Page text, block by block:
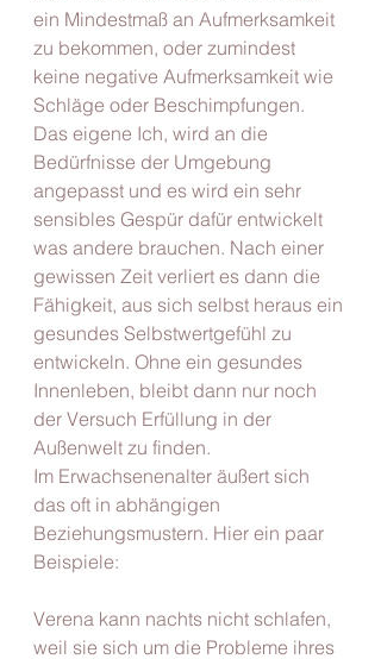
ein Mindestmaß an Aufmerksamkeit
zu bekommen, oder zumindest
keine negative Aufmerksamkeit wie
Schläge oder Beschimpfungen.
Das eigene Ich, wird an die
Bedürfnisse der Umgebung
angepasst und es wird ein sehr
sensibles Gespür dafür entwickelt
was andere brauchen. Nach einer
gewissen Zeit verliert es dann die
Fähigkeit, aus sich selbst heraus ein
gesundes Selbstwertgefühl zu
entwickeln. Ohne ein gesundes
Innenleben, bleibt dann nur noch
der Versuch Erfüllung in der
Außenwelt zu finden.
Im Erwachsenenalter äußert sich
das oft in abhängigen
Beziehungsmustern. Hier ein paar
Beispiele:
Verena kann nachts nicht schlafen,
weil sie sich um die Probleme ihres